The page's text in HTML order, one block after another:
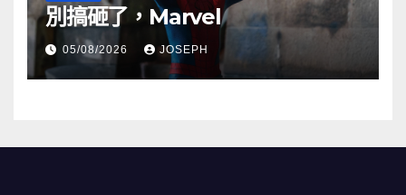
別搞砸了，Marvel
05/08/2026 JOSEPH